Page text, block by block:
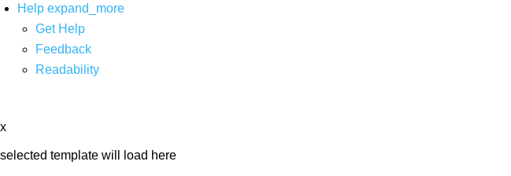
Help expand_more
Get Help
Feedback
Readability
x
selected template will load here